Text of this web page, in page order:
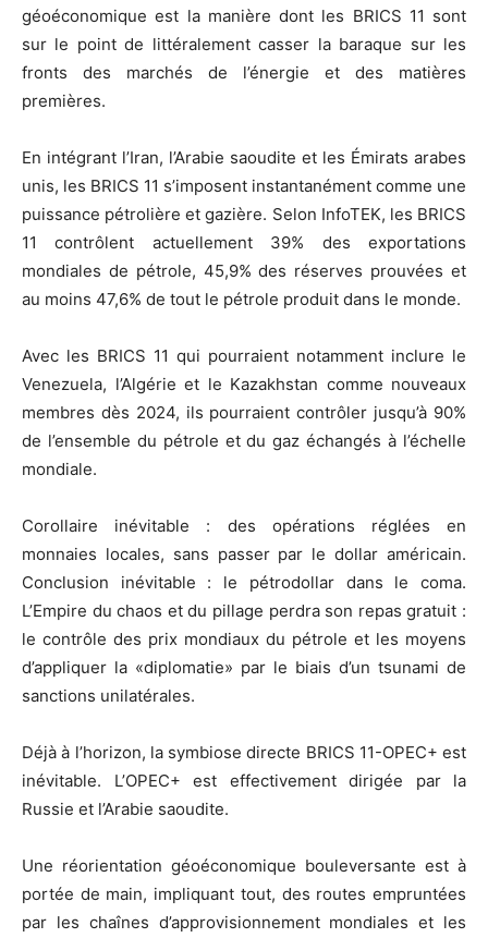
géoéconomique est la manière dont les BRICS 11 sont
sur le point de littéralement casser la baraque sur les
fronts des marchés de l’énergie et des matières
premières.
En intégrant l’Iran, l’Arabie saoudite et les Émirats arabes
unis, les BRICS 11 s’imposent instantanément comme une
puissance pétrolière et gazière. Selon InfoTEK, les BRICS
11 contrôlent actuellement 39% des exportations
mondiales de pétrole, 45,9% des réserves prouvées et
au moins 47,6% de tout le pétrole produit dans le monde.
Avec les BRICS 11 qui pourraient notamment inclure le
Venezuela, l’Algérie et le Kazakhstan comme nouveaux
membres dès 2024, ils pourraient contrôler jusqu’à 90%
de l’ensemble du pétrole et du gaz échangés à l’échelle
mondiale.
Corollaire inévitable : des opérations réglées en
monnaies locales, sans passer par le dollar américain.
Conclusion inévitable : le pétrodollar dans le coma.
L’Empire du chaos et du pillage perdra son repas gratuit :
le contrôle des prix mondiaux du pétrole et les moyens
d’appliquer la «diplomatie» par le biais d’un tsunami de
sanctions unilatérales.
Déjà à l’horizon, la symbiose directe BRICS 11-OPEC+ est
inévitable. L’OPEC+ est effectivement dirigée par la
Russie et l’Arabie saoudite.
Une réorientation géoéconomique bouleversante est à
portée de main, impliquant tout, des routes empruntées
par les chaînes d’approvisionnement mondiales et les